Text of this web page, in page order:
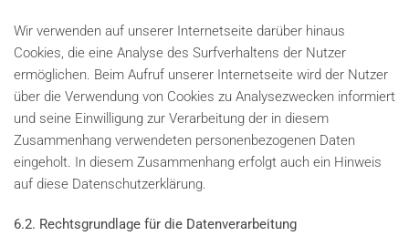
Wir verwenden auf unserer Internetseite darüber hinaus
Cookies, die eine Analyse des Surfverhaltens der Nutzer
ermöglichen. Beim Aufruf unserer Internetseite wird der Nutzer
über die Verwendung von Cookies zu Analysezwecken informiert
und seine Einwilligung zur Verarbeitung der in diesem
Zusammenhang verwendeten personenbezogenen Daten
eingeholt. In diesem Zusammenhang erfolgt auch ein Hinweis
auf diese Datenschutzerklärung.
6.2. Rechtsgrundlage für die Datenverarbeitung